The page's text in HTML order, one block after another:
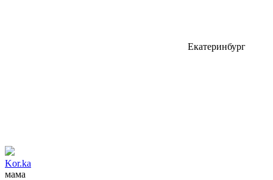
Екатеринбург
Kor.ka
мама